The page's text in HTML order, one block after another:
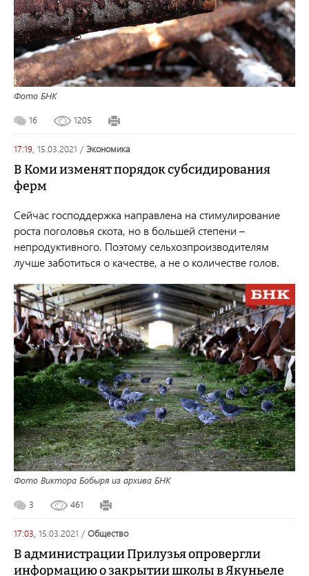
Фото БНК
16 1205
17:19, 15.03.2021 / экономика
В Коми изменят порядок субсидирования
ферм
Сейчас господдержка направлена на стимулирование
роста поголовья скота, но в большей степени –
непродуктивного. Поэтому сельхозпроизводителям
лучше заботиться о качестве, а не о количестве голов.
Фото Виктора Бобыря из архива БНК
3 461
17:03, 15.03.2021 / общество
В администрации Прилузья опровергли
информацию о закрытии школы в Якуньеле